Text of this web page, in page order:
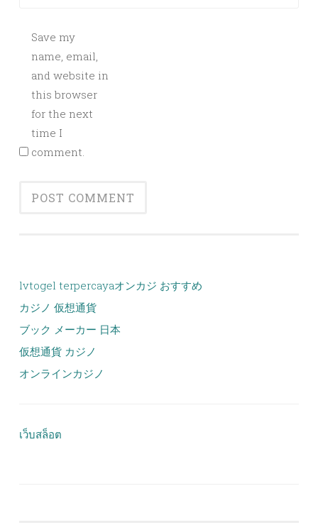
Save my
name, email,
and website in
this browser
for the next
time I
comment.
lvtogel terpercayaオンカジ おすすめ
カジノ 仮想通貨
ブック メーカー 日本
仮想通貨 カジノ
オンラインカジノ
เว็บสล็อต